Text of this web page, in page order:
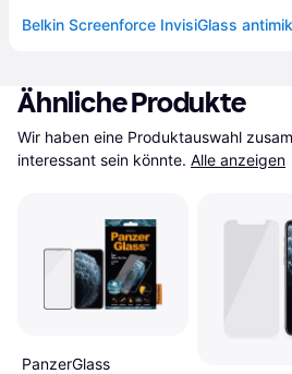
Ähnliche Produkte
Wir haben eine Produktauswahl
interessant sein könnte. Alle anzeigen
PanzerGlass